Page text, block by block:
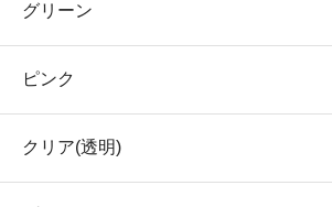
グリーン
ピンク
クリア(透明)